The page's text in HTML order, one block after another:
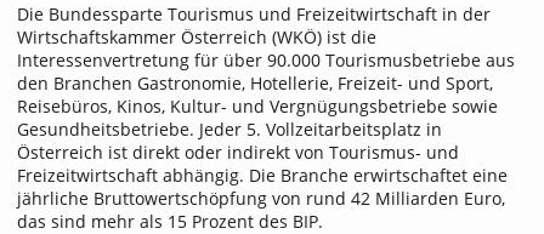
Die Bundessparte Tourismus und Freizeitwirtschaft in der
Wirtschaftskammer Österreich (WKÖ) ist die
Interessenvertretung für über 90.000 Tourismusbetriebe aus
den Branchen Gastronomie, Hotellerie, Freizeit- und Sport,
Reisebüros, Kinos, Kultur- und Vergnügungsbetriebe sowie
Gesundheitsbetriebe. Jeder 5. Vollzeitarbeitsplatz in
Österreich ist direkt oder indirekt von Tourismus- und
Freizeitwirtschaft abhängig. Die Branche erwirtschaftet eine
jährliche Bruttowertschöpfung von rund 42 Milliarden Euro,
das sind mehr als 15 Prozent des BIP.